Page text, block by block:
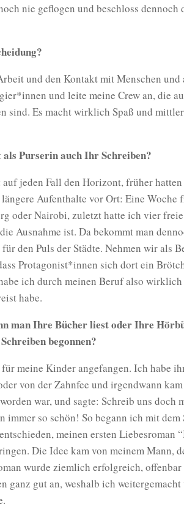
nie geflogen und beschloss
und den Kontakt mit Menschen und
und leite meine Crew an, die
sind. Es macht wirklich Spaß und
Purserin auch Ihr Schreiben?
jeden Fall den Horizont, früher
Aufenthalte vor Ort: Eine Woche
oder Nairobi, zuletzt hatte ich vier
Ausnahme ist. Da bekommt man
den Puls der Städte. Nehmen wir als
Protagonist*innen sich dort ein
ich durch meinen Beruf also
habe.
man Ihre Bücher liest oder Ihre
begonnen?
meine Kinder angefangen. Ich habe
von der Zahnfee und irgendwann
war, und sagte: Schreib uns doch
immer so schön! So begann ich mit dem
meinen ersten Liebesroman
Die Idee kam von meinem Mann,
wurde ziemlich erfolgreich,
ganz gut an, weshalb ich